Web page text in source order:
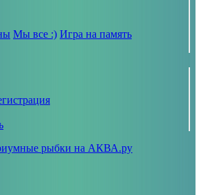
Мы все :) Игра на память